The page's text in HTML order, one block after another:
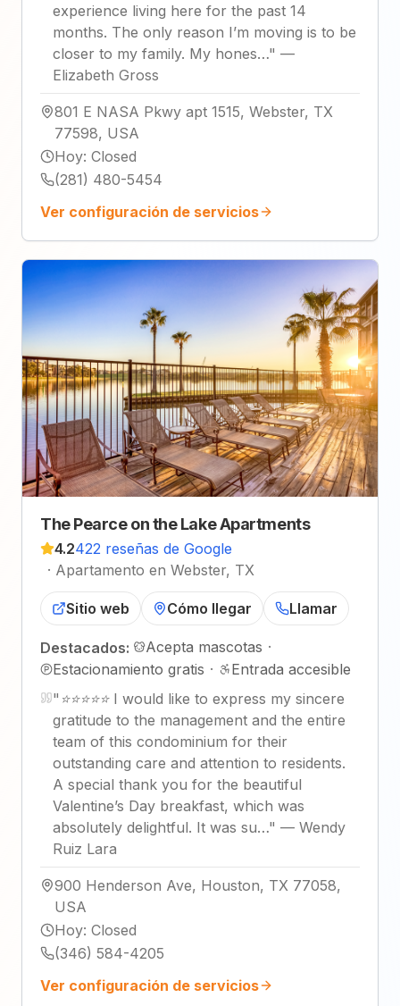
experience living here for the past 14
months. The only reason I’m moving is to be
closer to my family. My hones…" —
Elizabeth Gross
801 E NASA Pkwy apt 1515, Webster, TX
77598, USA
Hoy: Closed
(281) 480-5454
Ver configuración de servicios
The Pearce on the Lake Apartments
4.2422 reseñas de Google
· Apartamento en Webster, TX
Sitio web Cómo llegar Llamar
Destacados: Acepta mascotas ·
Estacionamiento gratis ·
Entrada accesible
" ⭐️⭐️⭐️⭐️⭐️ I would like to express my sincere
gratitude to the management and the entire
team of this condominium for their
outstanding care and attention to residents.
A special thank you for the beautiful
Valentine’s Day breakfast, which was
absolutely delightful. It was su…" — Wendy
Ruiz Lara
900 Henderson Ave, Houston, TX 77058,
USA
Hoy: Closed
(346) 584-4205
Ver configuración de servicios